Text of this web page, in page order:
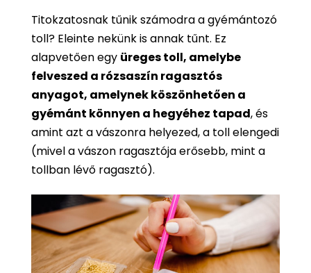
Titokzatosnak tűnik számodra a gyémántozó
toll? Eleinte nekünk is annak tűnt. Ez
alapvetően egy üreges toll, amelybe
felveszed a rózsaszín ragasztós
anyagot, amelynek köszönhetően a
gyémánt könnyen a hegyéhez tapad, és
amint azt a vászonra helyezed, a toll elengedi
(mivel a vászon ragasztója erősebb, mint a
tollban lévő ragasztó).